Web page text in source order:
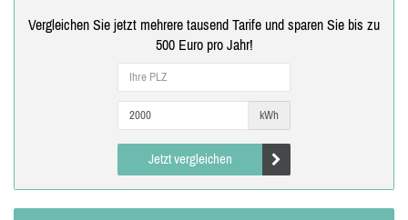
Vergleichen Sie jetzt mehrere tausend Tarife und sparen Sie bis zu
500 Euro pro Jahr!
kWh
Jetzt vergleichen